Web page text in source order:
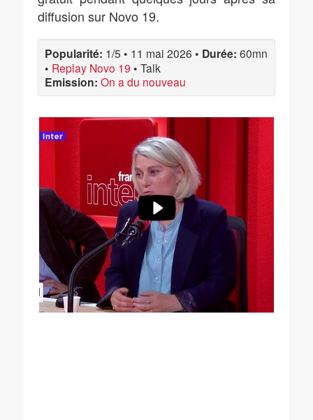
diffusion sur Novo 19.
Popularité: 1/5 • 11 mai 2026 • Durée: 60mn
• Replay Novo 19 • Talk
Emission: On a du nouveau